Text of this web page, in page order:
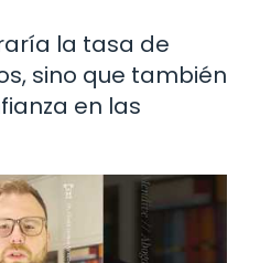
la tasa de
sino que también
en las